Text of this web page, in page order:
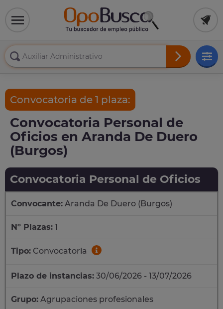
Convocatoria de 1 plaza:
Convocatoria Personal de
Oficios en Aranda De Duero
(Burgos)
Convocatoria Personal de Oficios
Convocante: Aranda De Duero (Burgos)
Nº Plazas: 1
Tipo: Convocatoria
Plazo de instancias: 30/06/2026 - 13/07/2026
Grupo: Agrupaciones profesionales